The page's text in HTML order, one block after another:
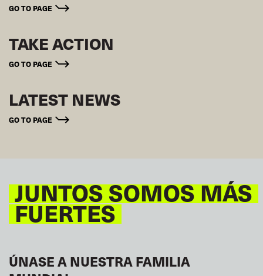
GO TO PAGE
TAKE ACTION
GO TO PAGE
LATEST NEWS
GO TO PAGE
JUNTOS SOMOS MÁS
FUERTES
ÚNASE A NUESTRA FAMILIA